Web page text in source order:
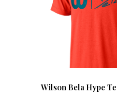
Wilson Bela Hype